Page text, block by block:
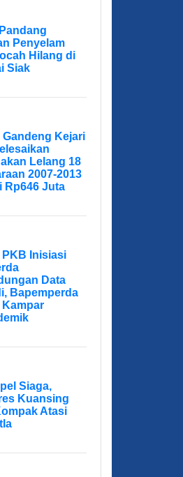
Penyelam
Hilang di
Siak
Gandeng Kejari
Lelang 18
2007-2013
Rp646 Juta
PKB Inisiasi
Data
Bapemperda
Kampar
Siaga,
Kuansing
Atasi